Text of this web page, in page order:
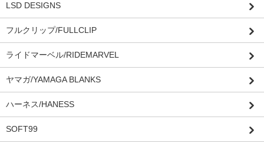
LSD DESIGNS
フルクリップ/FULLCLIP
ライドマーベル/RIDEMARVEL
ヤマガ/YAMAGA BLANKS
ハーネス/HANESS
SOFT99